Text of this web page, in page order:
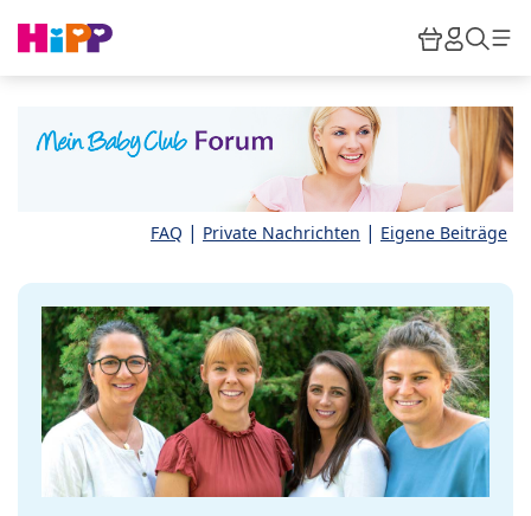
HiPP
FAQ | Private Nachrichten | Eigene Beiträge